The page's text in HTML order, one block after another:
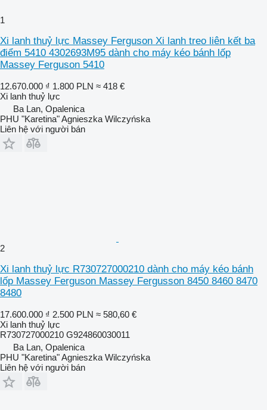
1
Xi lanh thuỷ lực Massey Ferguson Xi lanh treo liên kết ba
điểm 5410 4302693M95 dành cho máy kéo bánh lốp
Massey Ferguson 5410
12.670.000 ₫ 1.800 PLN ≈ 418 €
Xi lanh thuỷ lực
Ba Lan, Opalenica
PHU "Karetina" Agnieszka Wilczyńska
Liên hệ với người bán
2
Xi lanh thuỷ lực R730727000210 dành cho máy kéo bánh
lốp Massey Ferguson Massey Fergusson 8450 8460 8470
8480
17.600.000 ₫ 2.500 PLN ≈ 580,60 €
Xi lanh thuỷ lực
R730727000210 G924860030011
Ba Lan, Opalenica
PHU "Karetina" Agnieszka Wilczyńska
Liên hệ với người bán